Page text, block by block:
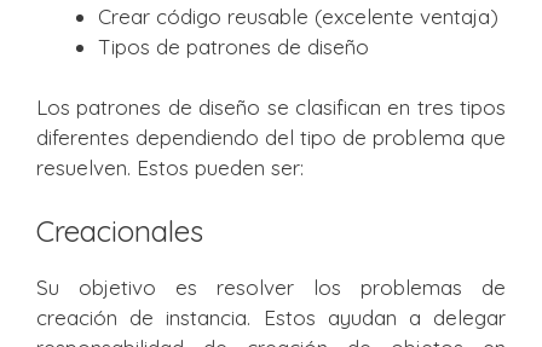
Crear código reusable (excelente ventaja)
Tipos de patrones de diseño
Los patrones de diseño se clasifican en tres tipos
diferentes dependiendo del tipo de problema que
resuelven. Estos pueden ser:
Creacionales
Su objetivo es resolver los problemas de
creación de instancia. Estos ayudan a delegar